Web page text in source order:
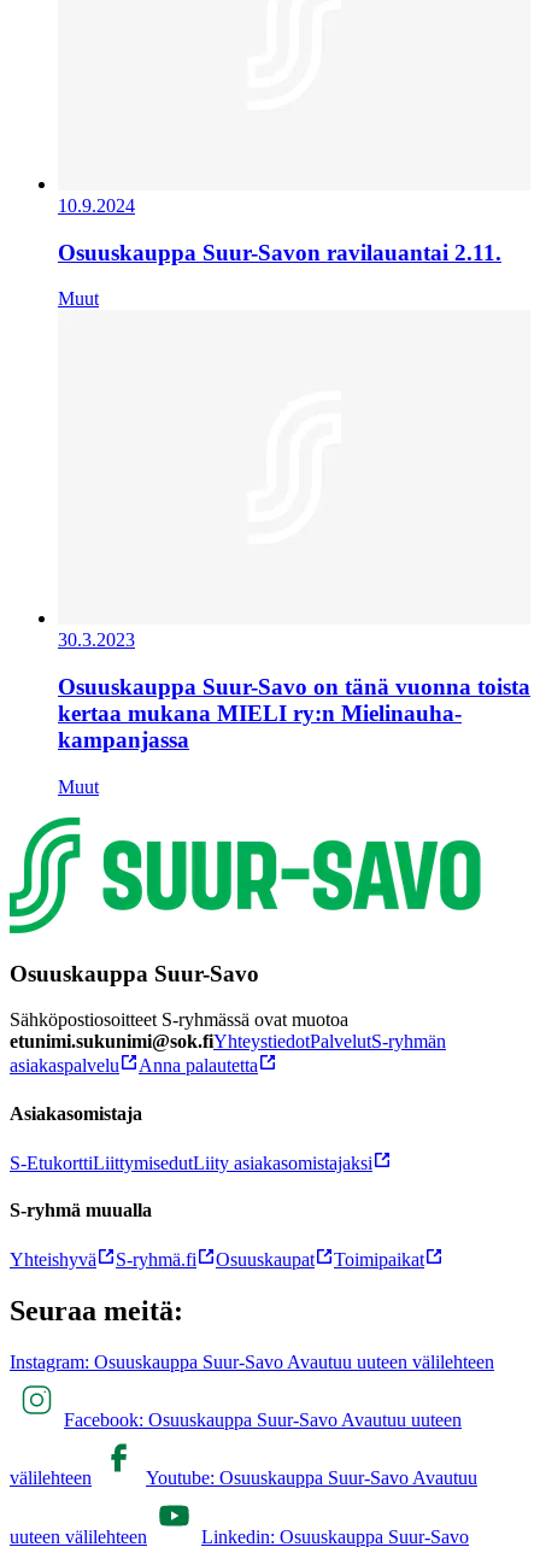
10.9.2024
Osuuskauppa Suur-Savon ravilauantai 2.11.
Muut
30.3.2023
Osuuskauppa Suur-Savo on tänä vuonna toista
kertaa mukana MIELI ry:n Mielinauha-
kampanjassa
Muut
Osuuskauppa Suur-Savo
Sähköpostiosoitteet S-ryhmässä ovat muotoa
etunimi.sukunimi@sok.fiYhteystiedotPalvelutS-ryhmän
asiakaspalvelu
Anna palautetta
Asiakasomistaja
S-EtukorttiLiittymisedutLiity asiakasomistajaksi
S-ryhmä muualla
Yhteishyvä S-ryhmä.fi Osuuskaupat Toimipaikat
Seuraa meitä:
Instagram: Osuuskauppa Suur-Savo Avautuu uuteen välilehteen
Facebook: Osuuskauppa Suur-Savo Avautuu uuteen
välilehteen Youtube: Osuuskauppa Suur-Savo Avautuu
uuteen välilehteen Linkedin: Osuuskauppa Suur-Savo